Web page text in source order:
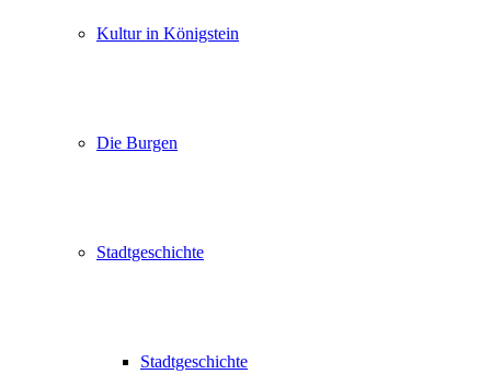
Kultur in Königstein
Die Burgen
Stadtgeschichte
Stadtgeschichte